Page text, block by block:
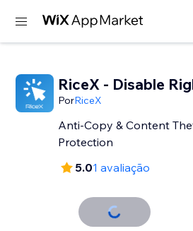
RiceX - Disable
PorRiceX
Anti-Copy & Content
Protection
5.01 avaliação